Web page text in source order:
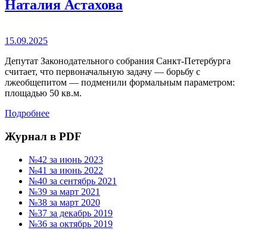
Наталия Астахова
15.09.2025
Депутат Законодательного собрания Санкт-Петербурга
считает, что первоначальную задачу — борьбу с
лжеобщепитом — подменили формальным параметром:
площадью 50 кв.м.
Подробнее
Журнал в PDF
№42 за июнь 2023
№41 за июнь 2022
№40 за сентябрь 2021
№39 за март 2021
№38 за март 2020
№37 за декабрь 2019
№36 за октябрь 2019